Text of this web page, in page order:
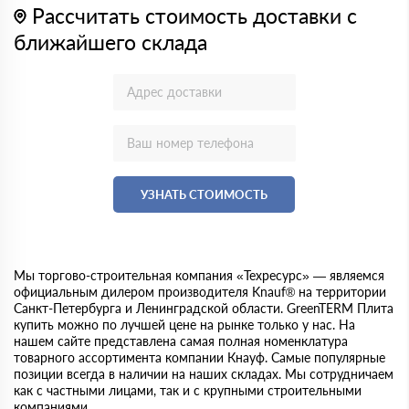
Рассчитать стоимость доставки с
ближайшего склада
УЗНАТЬ СТОИМОСТЬ
Мы торгово-строительная компания «Техресурс» — являемся
официальным дилером производителя Knauf® на территории
Санкт-Петербурга и Ленинградской области. GreenTERM Плита
купить можно по лучшей цене на рынке только у нас. На
нашем сайте представлена самая полная номенклатура
товарного ассортимента компании Кнауф. Самые популярные
позиции всегда в наличии на наших складах. Мы сотрудничаем
как с частными лицами, так и с крупными строительными